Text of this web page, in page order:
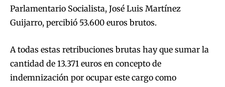
Parlamentario Socialista, José Luis Martínez
Guijarro, percibió 53.600 euros brutos.
A todas estas retribuciones brutas hay que sumar la
cantidad de 13.371 euros en concepto de
indemnización por ocupar este cargo como